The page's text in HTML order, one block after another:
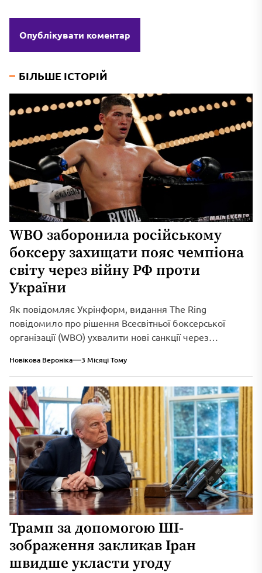
БІЛЬШЕ ІСТОРІЙ
WBO заборонила російському
боксеру захищати пояс чемпіона
світу через війну РФ проти
України
Як повідомляє Укрінформ, видання The Ring
повідомило про рішення Всесвітньої боксерської
організації (WBO) ухвалити нові санкції через
Новікова Вероніка 3 Місяці Тому
Трамп за допомогою ШІ-
зображення закликав Іран
швидше укласти угоду